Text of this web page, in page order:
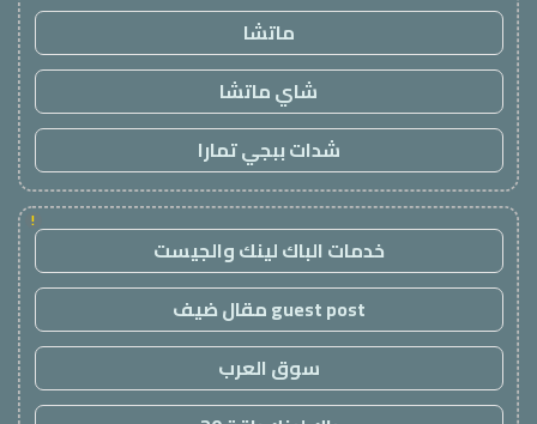
ماتشا
شاي ماتشا
شدات ببجي تمارا
!
خدمات الباك لينك والجيست
guest post مقال ضيف
سوق العرب